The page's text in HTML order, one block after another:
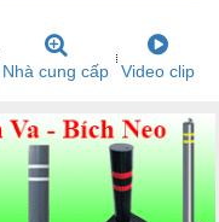
Nhà cung cấp Video clip